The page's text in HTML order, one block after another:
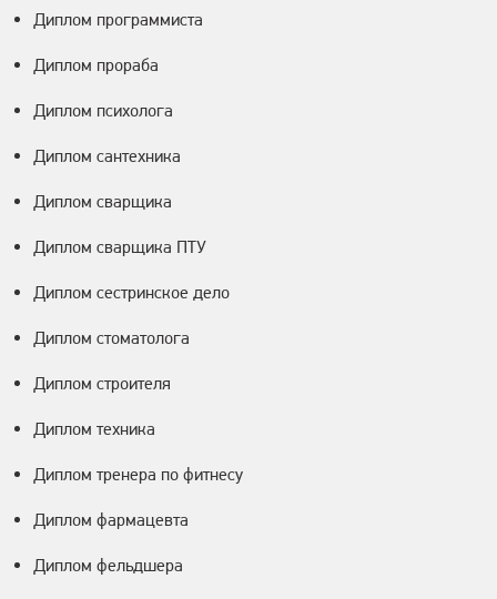
Диплом программиста
Диплом прораба
Диплом психолога
Диплом сантехника
Диплом сварщика
Диплом сварщика ПТУ
Диплом сестринское дело
Диплом стоматолога
Диплом строителя
Диплом техника
Диплом тренера по фитнесу
Диплом фармацевта
Диплом фельдшера